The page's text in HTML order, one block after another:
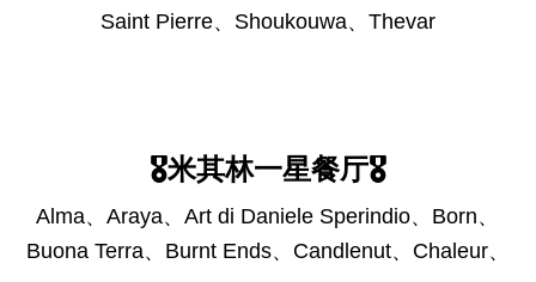
Saint Pierre、Shoukouwa、Thevar
🎖️米其林一星餐厅🎖️
Alma、Araya、Art di Daniele Sperindio、Born、
Buona Terra、Burnt Ends、Candlenut、Chaleur、